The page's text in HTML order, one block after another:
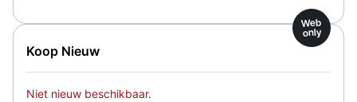
Koop Nieuw
Web
only
Niet nieuw beschikbaar.